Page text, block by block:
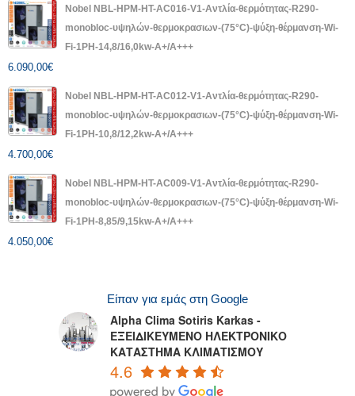
Nobel NBL-HPM-HT-AC016-V1-Αντλία-θερμότητας-R290-
monobloc-υψηλών-θερμοκρασιων-(75°C)-ψύξη-θέρμανση-Wi-
Fi-1PH-14,8/16,0kw-A+/A+++
6.090,00€
Nobel NBL-HPM-HT-AC012-V1-Αντλία-θερμότητας-R290-
monobloc-υψηλών-θερμοκρασιων-(75°C)-ψύξη-θέρμανση-Wi-
Fi-1PH-10,8/12,2kw-A+/A+++
4.700,00€
Nobel NBL-HPM-HT-AC009-V1-Αντλία-θερμότητας-R290-
monobloc-υψηλών-θερμοκρασιων-(75°C)-ψύξη-θέρμανση-Wi-
Fi-1PH-8,85/9,15kw-A+/A+++
4.050,00€
Είπαν για εμάς στη Google
Alpha Clima Sotiris Karkas -
ΕΞΕΙΔΙΚΕΥΜΕΝΟ ΗΛΕΚΤΡΟΝΙΚΟ
ΚΑΤΑΣΤΗΜΑ ΚΛΙΜΑΤΙΣΜΟΥ
4.6